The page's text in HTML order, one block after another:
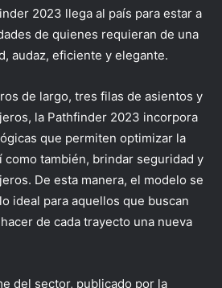
2023 llega al país para estar a
de quienes requieran de una
audaz, eficiente y elegante.
de largo, tres filas de asientos y
la Pathfinder 2023 incorpora
que permiten optimizar la
como también, brindar seguridad y
. De esta manera, el modelo se
ideal para aquellos que buscan
de cada trayecto una nueva
del sector, publicado por la